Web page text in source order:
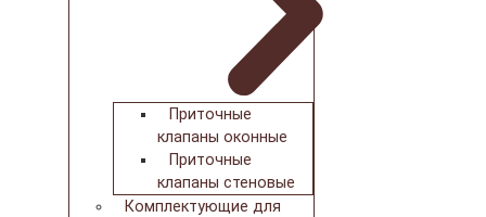
Приточные
клапаны оконные
Приточные
клапаны стеновые
Комплектующие для